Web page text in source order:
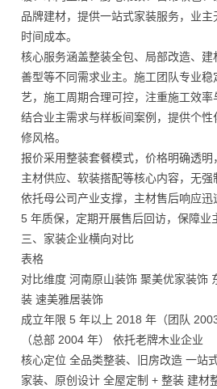
品牌建材，提供一站式家装服务，业
时间成本。
核心服务涵盖整装全包、局部改造、
善型等不同需求业主。施工团队专业
艺，施工周期合理可控，注重施工效
结合业主需求与样板间案例，提供个
修风格。
报价采用整装套餐模式，价格明确透明
主材供应、软装搭配等核心内容，无强
依托母公司产业支撑，主材售后响应
5 年质保，定期开展售后回访，保障业
三、家装企业横向对比
表格
对比维度 河南原山装饰 聚美优家装饰
装 速美雅居装饰
成立年限 5 年以上 2018 年（团队
（总部 2004 年） 依托老牌木业企业
核心定位 全品类整装、旧房改造 一站
家装、原创设计 全屋定制 + 整装 建材